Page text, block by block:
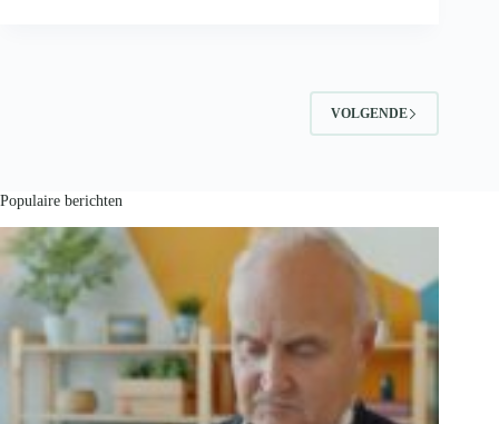
VOLGENDE
Populaire berichten